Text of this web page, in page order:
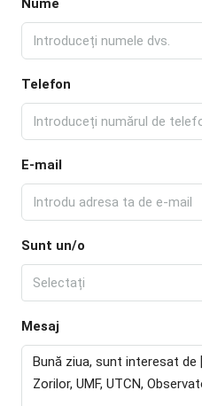
Nume
Telefon
E-mail
Sunt un/o
Selectați
Mesaj